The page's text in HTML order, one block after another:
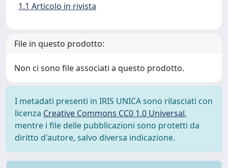
1.1 Articolo in rivista
File in questo prodotto:
Non ci sono file associati a questo prodotto.
I metadati presenti in IRIS UNICA sono rilasciati con
licenza Creative Commons CC0 1.0 Universal,
mentre i file delle pubblicazioni sono protetti da
diritto d'autore, salvo diversa indicazione.